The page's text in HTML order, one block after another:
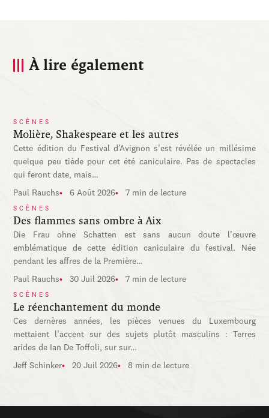
À lire également
SCÈNES
Molière, Shakespeare et les autres
Cette édition du Festival d’Avignon s’est révélée un millésime
quelque peu tiède pour cet été caniculaire. Pas de spectacles
qui feront date, mais…
Paul Rauchs 6 Août 2026 7 min de lecture
SCÈNES
Des flammes sans ombre à Aix
Die Frau ohne Schatten est sans aucun doute l’œuvre
emblématique de cette édition caniculaire du festival. Née
pendant les affres de la Première…
Paul Rauchs 30 Juil 2026 7 min de lecture
SCÈNES
Le réenchantement du monde
Ces dernères années, les pièces venues du Luxembourg
mettaient l’accent sur des sujets plutôt masculins : Terres
arides de Ian De Toffoli, sur sur…
Jeff Schinker 20 Juil 2026 8 min de lecture